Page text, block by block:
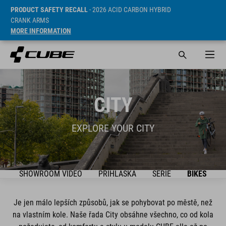
PRODUCT SAFETY RECALL- 2026 ACID CARBON HYBRID
CRANK ARMS
MORE INFORMATION
CITY
EXPLORE YOUR CITY
SHOWROOM VIDEO PŘIHLÁŠKA SÉRIE BIKES
Je jen málo lepších způsobů, jak se pohybovat po městě, než
na vlastním kole. Naše řada City obsáhne všechno, co od kola